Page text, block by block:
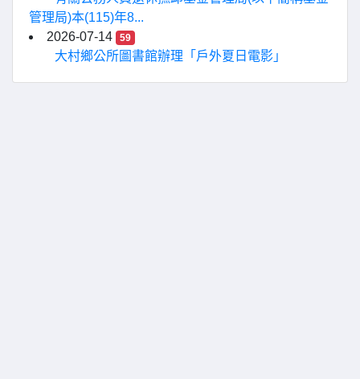
管理局)本(115)年8...
2026-07-14
59
大村鄉公所圖書館辦理「戶外夏日電影」